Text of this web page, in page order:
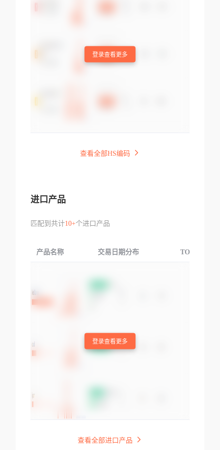
登录查看更多
查看全部HS编码
进口产品
匹配到共计10+个进口产品
产品名称 交易日期分布 TOP3交易国
登录查看更多
查看全部进口产品